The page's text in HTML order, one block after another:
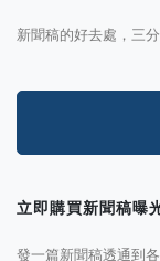
新聞稿的好去處，三
立即購買新聞稿曝
發一篇新聞稿透通到